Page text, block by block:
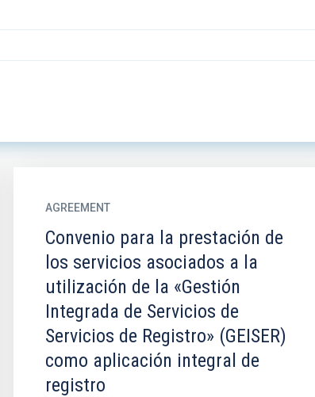
AGREEMENT
Convenio para la prestación de
los servicios asociados a la
utilización de la «Gestión
Integrada de Servicios de
Servicios de Registro» (GEISER)
como aplicación integral de
registro